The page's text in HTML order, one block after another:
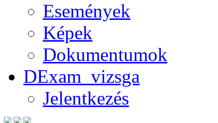
Események
Képek
Dokumentumok
DExam_vizsga
Jelentkezés